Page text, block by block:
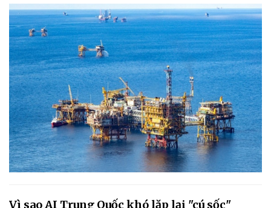
Vì sao AI Trung Quốc khó lặp lại "cú sốc"